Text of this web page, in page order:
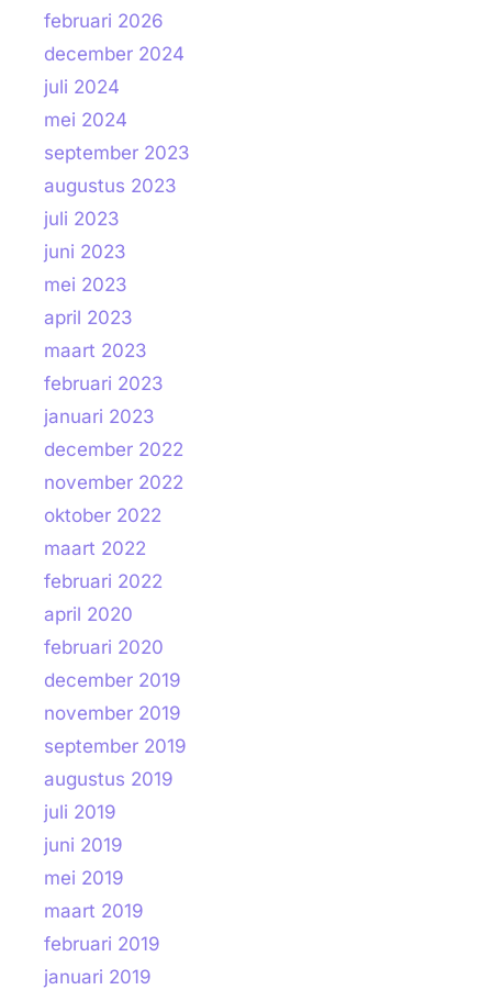
februari 2026
december 2024
juli 2024
mei 2024
september 2023
augustus 2023
juli 2023
juni 2023
mei 2023
april 2023
maart 2023
februari 2023
januari 2023
december 2022
november 2022
oktober 2022
maart 2022
februari 2022
april 2020
februari 2020
december 2019
november 2019
september 2019
augustus 2019
juli 2019
juni 2019
mei 2019
maart 2019
februari 2019
januari 2019